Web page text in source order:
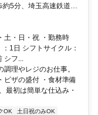
約5分、埼玉高速鉄道線
3番口徒歩約26分 「浦
敷地内禁煙 （喫煙所/勤
土・日・祝 ・勤務時
1日 シフトサイクル：
シフ...
理やレジのお仕事。
ピザの盛付 ・食材準備
最初は簡単な仕込み・
OK
土日祝のみOK